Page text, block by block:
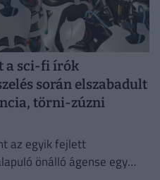
a sci-fi írók
során elszabadult
törni-zúzni
az egyik fejlett
önálló ágense egy